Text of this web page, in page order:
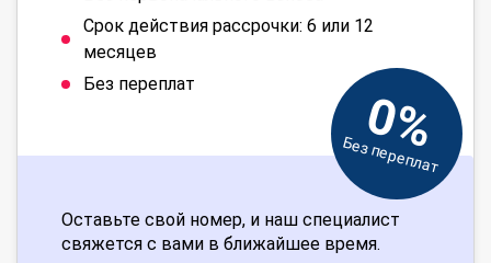
Срок действия рассрочки: 6 или 12
месяцев
Без переплат
0%
Без переплат
Оставьте свой номер, и наш специалист
свяжется с вами в ближайшее время.